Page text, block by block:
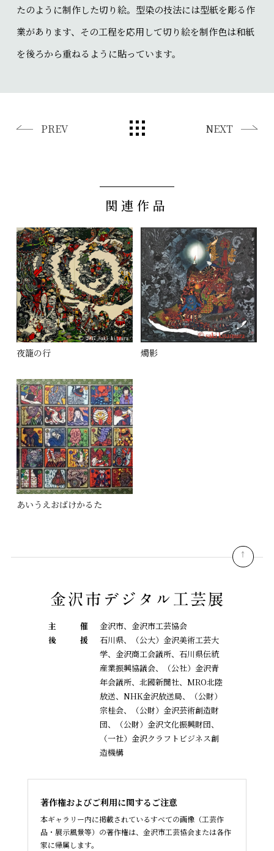
たのように制作した切り絵。型染の技法には型紙を彫る作
業があります、その工程を応用して切り絵を制作色は和紙
を後ろから重ねるように貼っています。
PREV NEXT
関連作品
夜籠の行 燭影
あいうえおばけかるた
主 催
金沢市、金沢市工芸協会
後
援
石川県、（公大）金沢美術工芸大
学、金沢商工会議所、石川県伝統
産業振興協議会、
（公社）金沢青
年会議所、北國新聞社、MRO北陸
放送、NHK金沢放送局、（公財）
宗桂会、
（公財）金沢芸術創造財
団、（公財）金沢文化振興財団、
（一社）金沢クラフトビジネス創
造機構
著作権およびご利用に関するご注意
本ギャラリー内に掲載されているすべての画像（工芸作
品・展示風景等）の著作権は、金沢市工芸協会または各作
家に帰属します。